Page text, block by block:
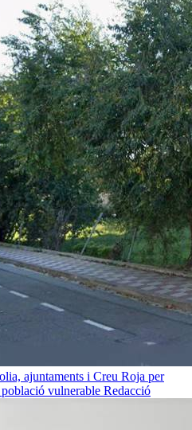
ajuntaments i Creu Roja per
vulnerable Redacció